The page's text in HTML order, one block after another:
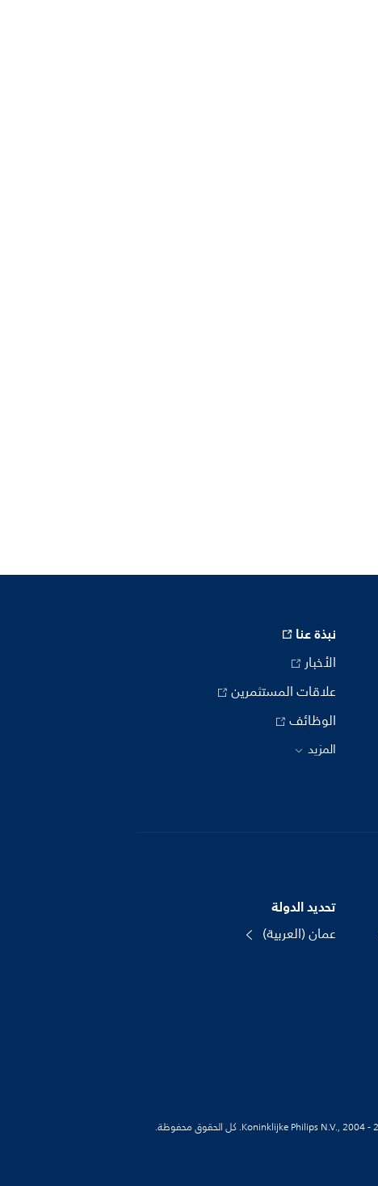
نبذة عنا
الأخبار
علاقات المستثمرين
الوظائف
المزيد
تحديد الدولة
عمان (العربية)